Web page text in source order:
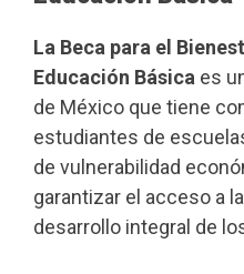
La Beca para el
Educación Básica es
de México que tiene
estudiantes de
de vulnerabilidad
garantizar el acceso a
desarrollo integral de